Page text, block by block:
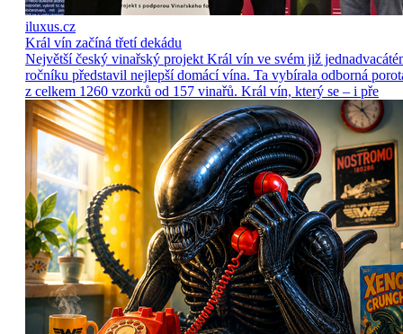
iluxus.cz
Král vín začíná třetí dekádu
Největší český vinařský projekt Král vín ve svém již
ročníku představil nejlepší domácí vína. Ta vybírala odborná
z celkem 1260 vzorků od 157 vinařů. Král vín, který se – i pře